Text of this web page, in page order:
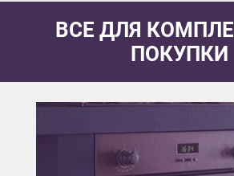
ВСЕ ДЛЯ
ПОКУПКИ